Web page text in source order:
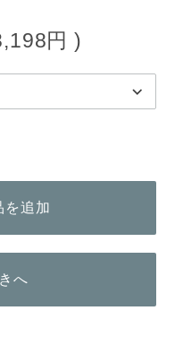
円 )
を追加
へ